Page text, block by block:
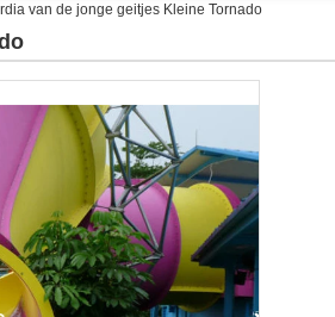
van de jonge geitjes Kleine Tornado